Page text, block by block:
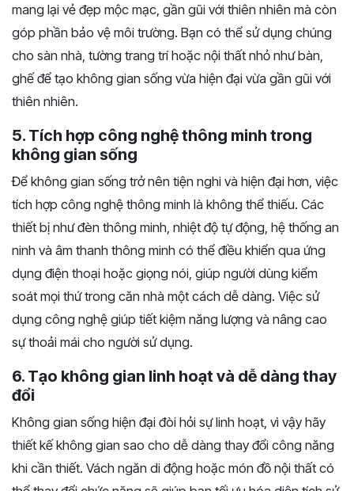
mang lại vẻ đẹp mộc mạc, gần gũi với thiên nhiên mà còn
góp phần bảo vệ môi trường. Bạn có thể sử dụng chúng
cho sàn nhà, tường trang trí hoặc nội thất nhỏ như bàn,
ghế để tạo không gian sống vừa hiện đại vừa gần gũi với
thiên nhiên.
5. Tích hợp công nghệ thông minh trong
không gian sống
Để không gian sống trở nên tiện nghi và hiện đại hơn, việc
tích hợp công nghệ thông minh là không thể thiếu. Các
thiết bị như đèn thông minh, nhiệt độ tự động, hệ thống an
ninh và âm thanh thông minh có thể điều khiển qua ứng
dụng điện thoại hoặc giọng nói, giúp người dùng kiểm
soát mọi thứ trong căn nhà một cách dễ dàng. Việc sử
dụng công nghệ giúp tiết kiệm năng lượng và nâng cao
sự thoải mái cho người sử dụng.
6. Tạo không gian linh hoạt và dễ dàng thay
đổi
Không gian sống hiện đại đòi hỏi sự linh hoạt, vì vậy hãy
thiết kế không gian sao cho dễ dàng thay đổi công năng
khi cần thiết. Vách ngăn di động hoặc món đồ nội thất có